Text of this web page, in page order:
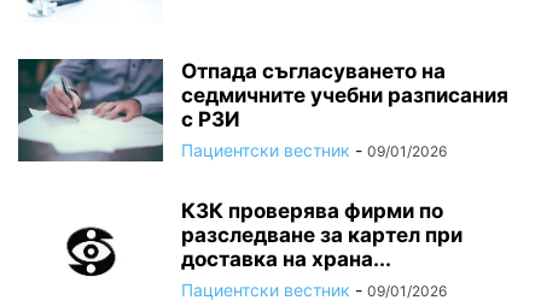
Отпада съгласуването на
седмичните учебни разписания
с РЗИ
Пациентски вестник - 09/01/2026
КЗК проверява фирми по
разследване за картел при
доставка на храна...
Пациентски вестник - 09/01/2026